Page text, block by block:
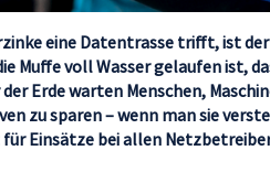
eine Datentrasse trifft, ist
Muffe voll Wasser gelaufen ist,
der Erde warten Menschen,
zu sparen – wenn man sie
Einsätze bei allen